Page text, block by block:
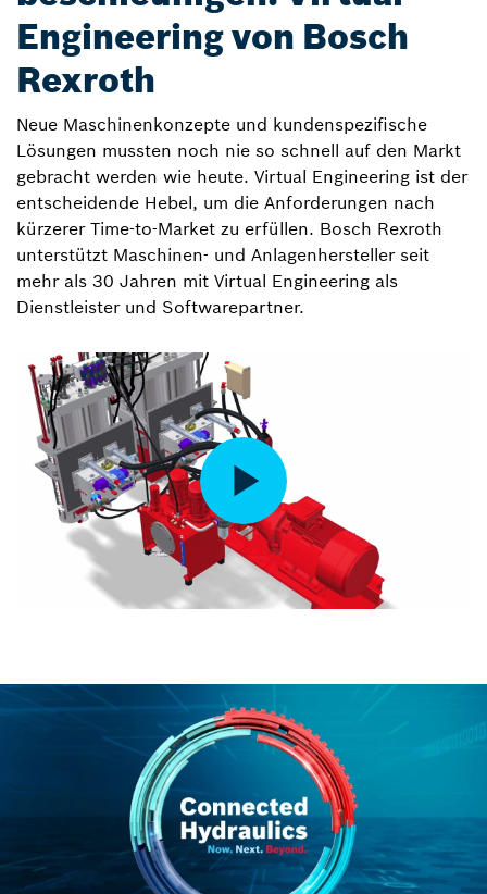
Engineering von Bosch
Rexroth
Neue Maschinenkonzepte und kundenspezifische
Lösungen mussten noch nie so schnell auf den Markt
gebracht werden wie heute. Virtual Engineering ist der
entscheidende Hebel, um die Anforderungen nach
kürzerer Time-to-Market zu erfüllen. Bosch Rexroth
unterstützt Maschinen- und Anlagenhersteller seit
mehr als 30 Jahren mit Virtual Engineering als
Dienstleister und Softwarepartner.